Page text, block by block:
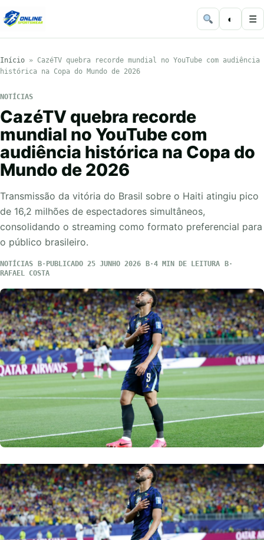
◐ ☰
Início » CazéTV quebra recorde mundial no YouTube com audiência
histórica na Copa do Mundo de 2026
NOTÍCIAS
CazéTV quebra recorde
mundial no YouTube com
audiência histórica na Copa do
Mundo de 2026
Transmissão da vitória do Brasil sobre o Haiti atingiu pico
de 16,2 milhões de espectadores simultâneos,
consolidando o streaming como formato preferencial para
o público brasileiro.
NOTÍCIAS PUBLICADO 25 JUNHO 2026
4 MIN DE LEITURA
RAFAEL COSTA